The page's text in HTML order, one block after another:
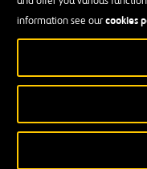
information see ourcookies
Be Safe
sentir seguridad significa
plenamente: hablar con
riesgos de forma
negativas.